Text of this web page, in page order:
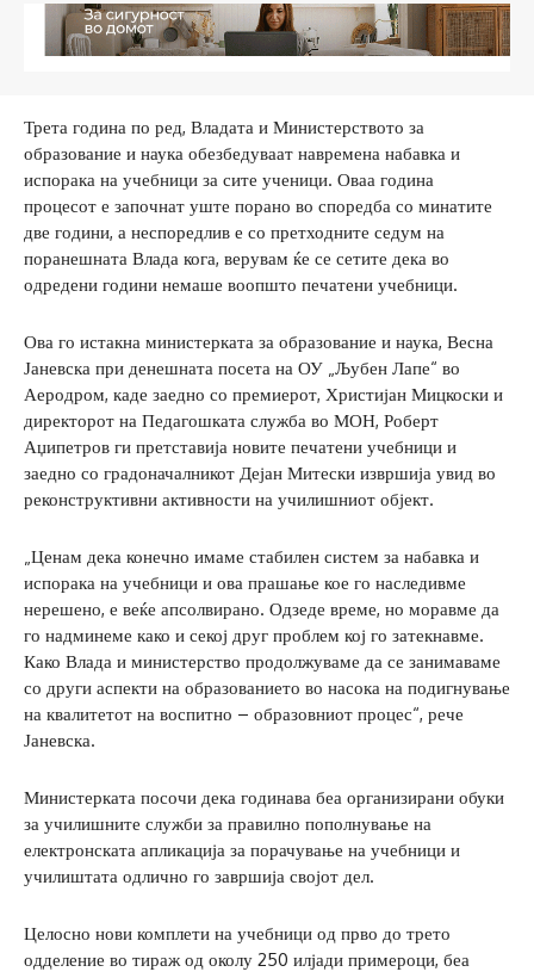
Трета година по ред, Владата и Министерството за
образование и наука обезбедуваат навремена набавка и
испорака на учебници за сите ученици. Оваа година
процесот е започнат уште порано во споредба со минатите
две години, а неспоредлив е со претходните седум на
поранешната Влада кога, верувам ќе се сетите дека во
одредени години немаше воопшто печатени учебници.
Ова го истакна министерката за образование и наука, Весна
Јаневска при денешната посета на ОУ „Љубен Лапе“ во
Аеродром, каде заедно со премиерот, Христијан Мицкоски и
директорот на Педагошката служба во МОН, Роберт
Аџипетров ги претставија новите печатени учебници и
заедно со градоначалникот Дејан Митески извршија увид во
реконструктивни активности на училишниот објект.
„Ценам дека конечно имаме стабилен систем за набавка и
испорака на учебници и ова прашање кое го наследивме
нерешено, е веќе апсолвирано. Одзеде време, но моравме да
го надминеме како и секој друг проблем кој го затекнавме.
Како Влада и министерство продолжуваме да се занимаваме
со други аспекти на образованието во насока на подигнување
на квалитетот на воспитно – образовниот процес“, рече
Јаневска.
Министерката посочи дека годинава беа организирани обуки
за училишните служби за правилно пополнување на
електронската апликација за порачување на учебници и
училиштата одлично го завршија својот дел.
Целосно нови комплети на учебници од прво до трето
одделение во тираж од околу 250 илјади примероци, беа